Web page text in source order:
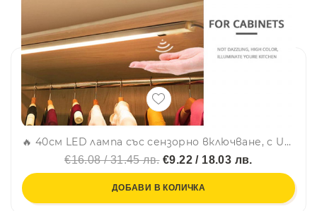
🔥 40см LED лампа със сензорно включване, с USB захранване
€16.08 / 31.45 лв.€9.22 / 18.03 лв.
ДОБАВИ В КОЛИЧКА